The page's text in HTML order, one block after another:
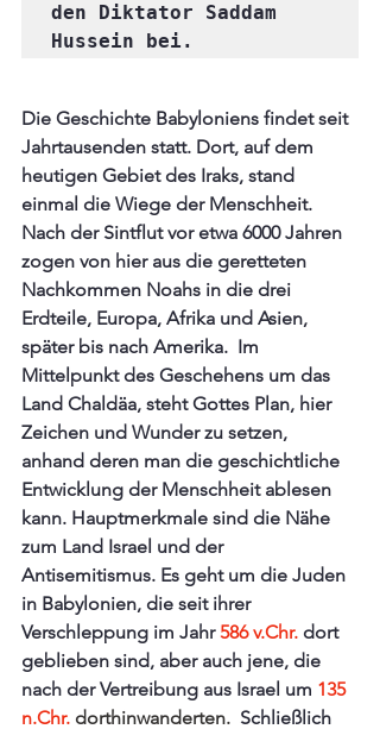
den Diktator Saddam
Die Geschichte Babyloniens findet seit
Jahrtausenden statt. Dort, auf dem
heutigen Gebiet des Iraks, stand
einmal die Wiege der Menschheit.
Nach der Sintflut vor etwa 6000 Jahren
zogen von hier aus die geretteten
Nachkommen Noahs in die drei
Erdteile, Europa, Afrika und Asien,
später bis nach Amerika.  Im
Mittelpunkt des Geschehens um das
Land Chaldäa, steht Gottes Plan, hier
Zeichen und Wunder zu setzen,
anhand deren man die geschichtliche
Entwicklung der Menschheit ablesen
kann. Hauptmerkmale sind die Nähe
zum Land Israel und der
Antisemitismus. Es geht um die Juden
in Babylonien, die seit ihrer
Verschleppung im Jahr 586 v.Chr. dort
geblieben sind, aber auch jene, die
nach der Vertreibung aus Israel um 135
n.Chr. dorthinwanderten. Schließlich